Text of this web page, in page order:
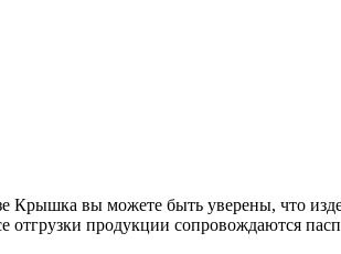
Крышка вы можете быть уверены, что
отгрузки продукции сопровождаются